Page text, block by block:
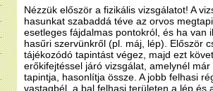
Nézzük először a fizikális vizsgálatot! A
hasunkat szabaddá téve az orvos
esetleges fájdalmas pontokról, és ha van
hasűri szervünkről (pl. máj, lép). Először
tájékozódó tapintást végez, majd ezt
erőkifejtéssel járó vizsgálat, amelynél
tapintja, hasonlítja össze. A jobb felhasi
vastagbél, a bal felhasi területen a lép és